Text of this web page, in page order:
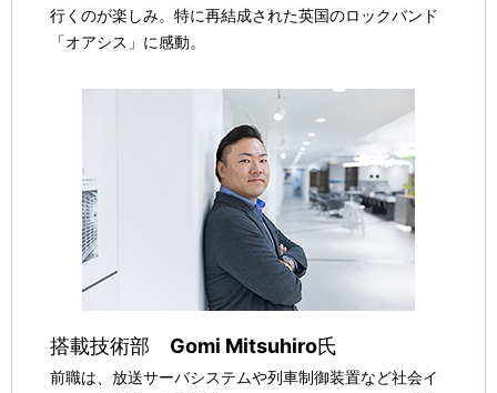
行くのが楽しみ。特に再結成された英国のロックバンド
「オアシス」に感動。
搭載技術部 Gomi Mitsuhiro氏
前職は、放送サーバシステムや列車制御装置など社会イ